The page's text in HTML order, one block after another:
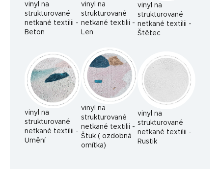
vinyl na
strukturované
netkané textilii -
Beton
vinyl na
strukturované
netkané textilii -
Len
vinyl na
strukturované
netkané textilii -
Štětec
vinyl na
strukturované
netkané textilii -
Umění
vinyl na
strukturované
netkané textilii -
Štuk ( ozdobná
omítka)
vinyl na
strukturované
netkané textilii -
Rustik